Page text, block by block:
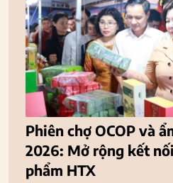
Phiên chợ OCOP và
2026: Mở rộng kết
phẩm HTX